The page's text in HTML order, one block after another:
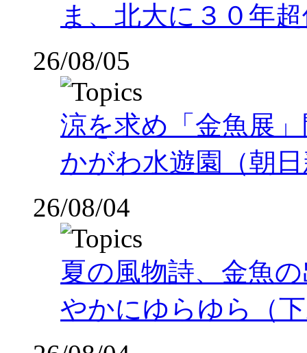
ま、北大に３０年
26/08/05
涼を求め「金魚展
かがわ水遊園（朝
26/08/04
夏の風物詩、金魚
やかにゆらゆら（